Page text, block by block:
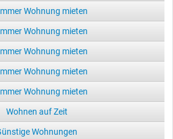
Wohnung mieten
Wohnung mieten
Wohnung mieten
Wohnung mieten
Wohnung mieten
Wohnen auf Zeit
Wohnungen